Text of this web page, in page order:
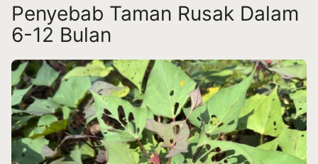
Penyebab Taman Rusak Dalam
6-12 Bulan